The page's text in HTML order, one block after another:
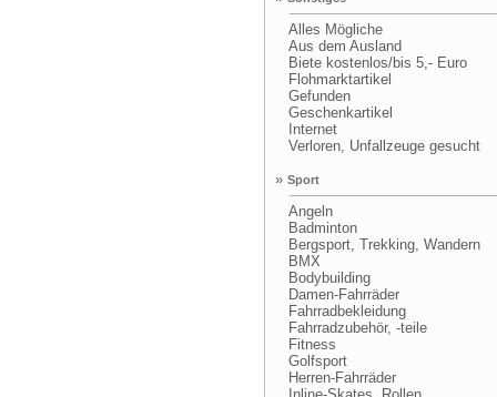
Alles Mögliche
Aus dem Ausland
Biete kostenlos/bis 5,- Euro
Flohmarktartikel
Gefunden
Geschenkartikel
Internet
Verloren, Unfallzeuge gesucht
» Sport
Angeln
Badminton
Bergsport, Trekking, Wandern
BMX
Bodybuilding
Damen-Fahrräder
Fahrradbekleidung
Fahrradzubehör, -teile
Fitness
Golfsport
Herren-Fahrräder